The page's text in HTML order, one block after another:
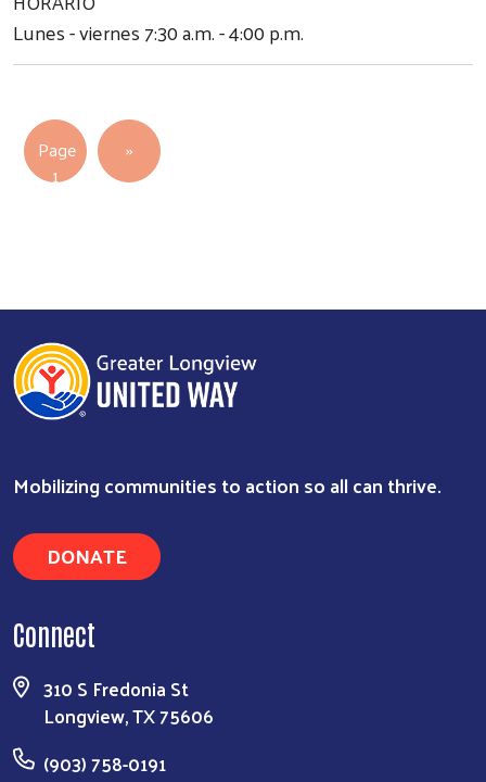
Search
Lunes - viernes 7:30 a.m. - 4:00 p.m.
Pagination
Page
1
Next page
››
Mobilizing communities to action so all can thrive.
DONATE
Connect
310 S Fredonia St
Longview, TX 75606
(903) 758-0191